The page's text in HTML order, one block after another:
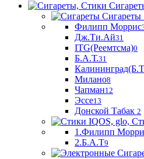
Сигареты
Филипп Моррис
Дж.Ти.Ай31
ITG(Реемтсма)0
Б.А.Т.31
Милано8
Чапман12
Эссе13
Донской Табак 2
1.Филипп
2.Б.А.Т9